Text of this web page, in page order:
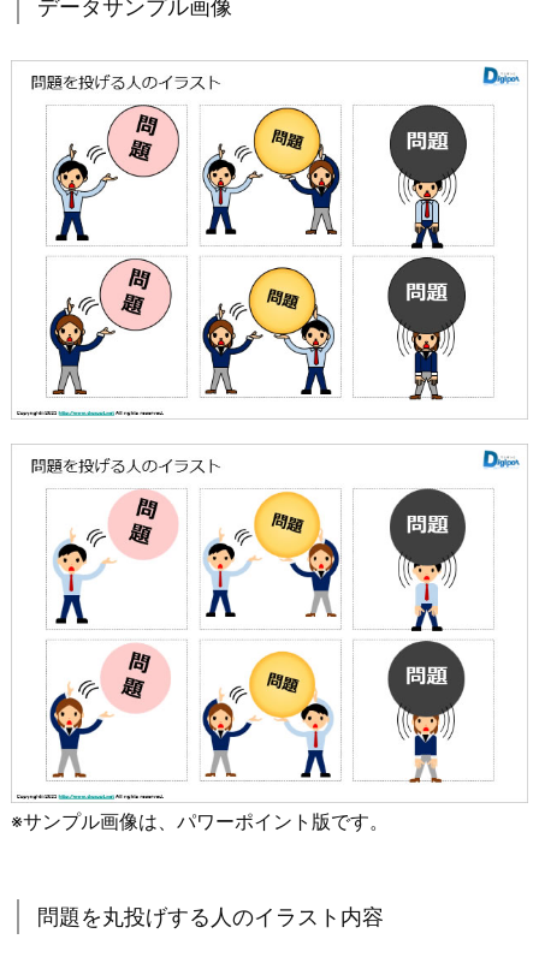
データサンプル画像
※サンプル画像は、パワーポイント版です。
問題を丸投げする人のイラスト内容